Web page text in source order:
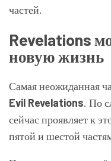
частей.
Revelations
новую жизнь
Самая неожиданная
Evil Revelations. По
сейчас проявляет к
пятой и шестой